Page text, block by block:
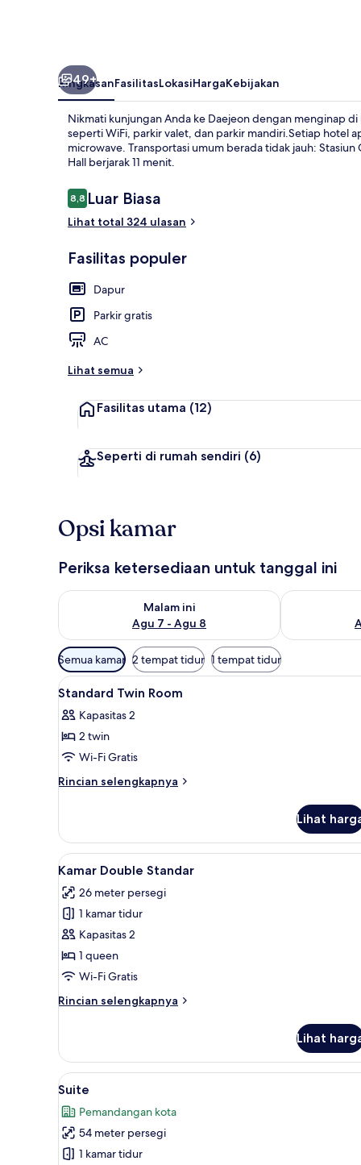
49+
RingkasanFasilitasLokasiHargaKebijakan
Nikmati kunjungan Anda ke Daejeon dengan menginap
seperti WiFi, parkir valet, dan parkir mandiri.Setiap hotel
microwave. Transportasi umum berada tidak jauh:
Hall berjarak 11 menit.
Ulasan
8,88,8 dari 10
Luar Biasa
Lihat total 324 ulasan
Fasilitas populer
Dapur
Parkir gratis
AC
Lihat semua
Fasilitas utama (12)
Seperti di rumah sendiri (6)
Opsi kamar
Periksa ketersediaan untuk tanggal ini
Malam ini
Agu 7 - Agu 8
Periksa ketersediaan untuk malam ini Agu 7 - Agu 8
Periksa
Filter
tersedia
untuk
Semua kamar 2 tempat tidur 1 tempat tidur
Lihat
semua
foto
untuk
Standard
Twin
Seprai katun Mesir, seprai
9
Standard Twin Room
Kapasitas 2
2 twin
Wi-Fi Gratis
Rincian selengkapnya
Rincian
Standard
Twin
Room
Lihat
Lihat
semua
foto
untuk
Kamar
Double
Standar
Kamar Double Standar |
17
Kamar Double Standar
26 meter persegi
1 kamar tidur
Kapasitas 2
1 queen
Wi-Fi Gratis
Rincian selengkapnya
Rincian
Kamar
Double
Standar
Lihat
Lihat
semua
foto
untuk
Suite
Suite | Seprai katun Mesir,
12
Suite
Pemandangan kota
54 meter persegi
1 kamar tidur